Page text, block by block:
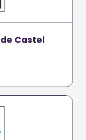
Castel